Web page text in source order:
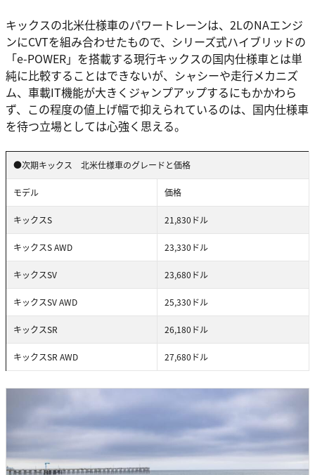
キックスの北米仕様車のパワートレーンは、2LのNAエンジ
ンにCVTを組み合わせたもので、シリーズ式ハイブリッドの
「e-POWER」を搭載する現行キックスの国内仕様車とは単
純に比較することはできないが、シャシーや走行メカニズ
ム、車載IT機能が大きくジャンプアップするにもかかわら
ず、この程度の値上げ幅で抑えられているのは、国内仕様車
を待つ立場としては心強く思える。
●次期キックス 北米仕様車のグレードと価格
モデル 価格
キックスS 21,830ドル
キックスS AWD 23,330ドル
キックスSV 23,680ドル
キックスSV AWD 25,330ドル
キックスSR 26,180ドル
キックスSR AWD 27,680ドル